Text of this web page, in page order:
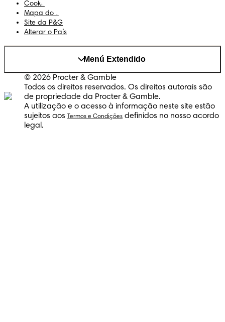
Cookies
Mapa do Site
Site da P&G
Alterar o País
Menú Extendido
© 2026 Procter & Gamble
Todos os direitos reservados. Os direitos autorais são
de propriedade da Procter & Gamble.
A utilização e o acesso à informação neste site estão
sujeitos aos
Termos e Condições definidos no nosso acordo
legal.